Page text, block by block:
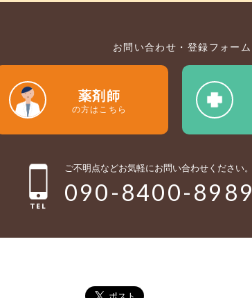
お問い合わせ・登録フォーム
薬剤師
の方はこちら
ご不明点などお気軽にお問い合わせください。
090-8400-8989